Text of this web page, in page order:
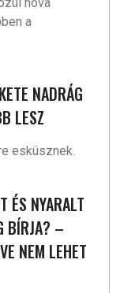
a
NADRÁG
LESZ
esküsznek.
ÉS NYARALT
BÍRJA? –
NEM LEHET